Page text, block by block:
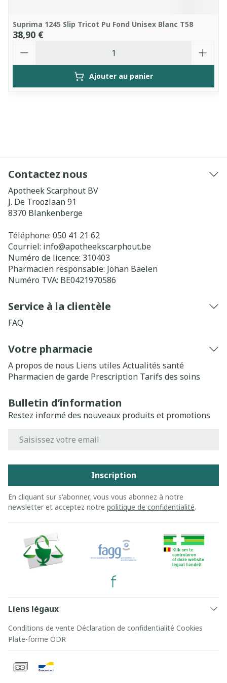
Suprima 1245 Slip Tricot Pu Fond Unisex Blanc T58
38,90 €
Ajouter au panier
Contactez nous
Apotheek Scarphout BV
J. De Troozlaan 91
8370 Blankenberge
Téléphone: 050 41 21 62
Courriel: info@apotheekscarphout.be
Numéro de licence: 310403
Pharmacien responsable: Johan Baelen
Numéro TVA: BE0421970586
Service à la clientèle
FAQ
Votre pharmacie
A propos de nous Liens utiles Actualités santé
Pharmacien de garde Prescription Tarifs des soins
Bulletin d’information
Restez informé des nouveaux produits et promotions
Inscription
En cliquant sur s'abonner, vous vous abonnez à notre
newsletter et acceptez notre politique de confidentialité.
Liens légaux
Conditions de vente Déclaration de confidentialité Cookies
Plate-forme ODR